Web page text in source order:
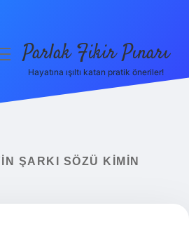
Parlak Fikir Pınarı
Hayatına ışıltı katan pratik öneriler!
ŞARKI SÖZÜ KIMIN